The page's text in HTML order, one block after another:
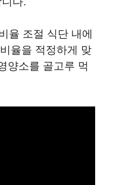
율 조절 식단 내에
율을 적정하게 맞
양소를 골고루 먹